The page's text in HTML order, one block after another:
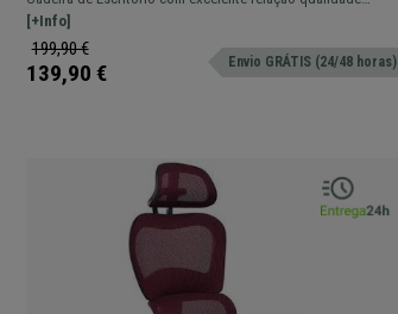
Preto
preço, Cómoda e Robusta. Encosto e Braços Ajustáveis, com
design ergonómico
[+Info]
199,90 €
139,90 € Envio GRÁTIS (24/48 horas)